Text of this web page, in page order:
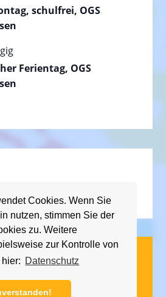
Cookies. Wenn Sie
nutzen, stimmen Sie der
zu. Weitere
zur Kontrolle von
Datenschutz
schulfrei, OGS
Ferientag, OGS
|Datenschutz